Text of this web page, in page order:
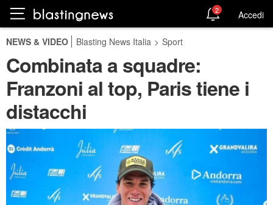
2 Accedi
NEWS & VIDEO Blasting News Italia > Sport
Combinata a squadre:
Franzoni al top, Paris tiene i
distacchi